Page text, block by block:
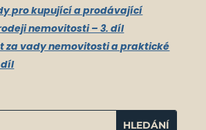
pro kupující a prodávající
nemovitosti – 3. díl
za vady nemovitosti a praktické